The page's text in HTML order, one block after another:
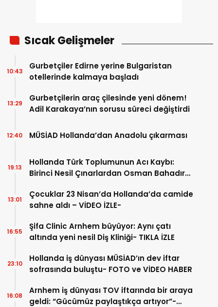
Sıcak Gelişmeler
Gurbetçiler Edirne yerine Bulgaristan
otellerinde kalmaya başladı
10:43
Gurbetçilerin araç çilesinde yeni dönem!
Adil Karakaya’nın sorusu süreci değiştirdi
13:29
MÜSİAD Hollanda’dan Anadolu çıkarması
12:40
Hollanda Türk Toplumunun Acı Kaybı:
Birinci Nesil Çınarlardan Osman Bahadır
19:13
Çocuklar 23 Nisan’da Hollanda’da camide
sahne aldı – VİDEO İZLE-
13:01
Şifa Clinic Arnhem büyüyor: Aynı çatı
altında yeni nesil Diş Kliniği- TIKLA İZLE
16:55
Hollanda iş dünyası MÜSİAD’ın dev iftar
sofrasında buluştu- FOTO ve VİDEO HABER
23:10
Arnhem iş dünyası TOV iftarında bir araya
geldi: “Gücümüz paylaştıkça artıyor”-
16:08